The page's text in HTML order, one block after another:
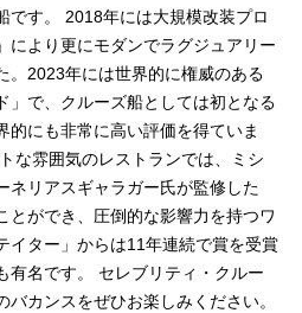
です。 2018年には大規模改装プロ
により更にモダンでラグジュアリー
。2023年には世界的に権威のある
」で、クルーズ船としては初となる
的にも非常に高い評価を得ていま
な雰囲気のレストランでは、ミシ
ネリアスギャラガー氏が監修した
とができ、圧倒的な影響力を持つワ
イター」からは11年連続で賞を受賞
有名です。 セレブリティ・クルー
カンスをぜひお楽しみください。